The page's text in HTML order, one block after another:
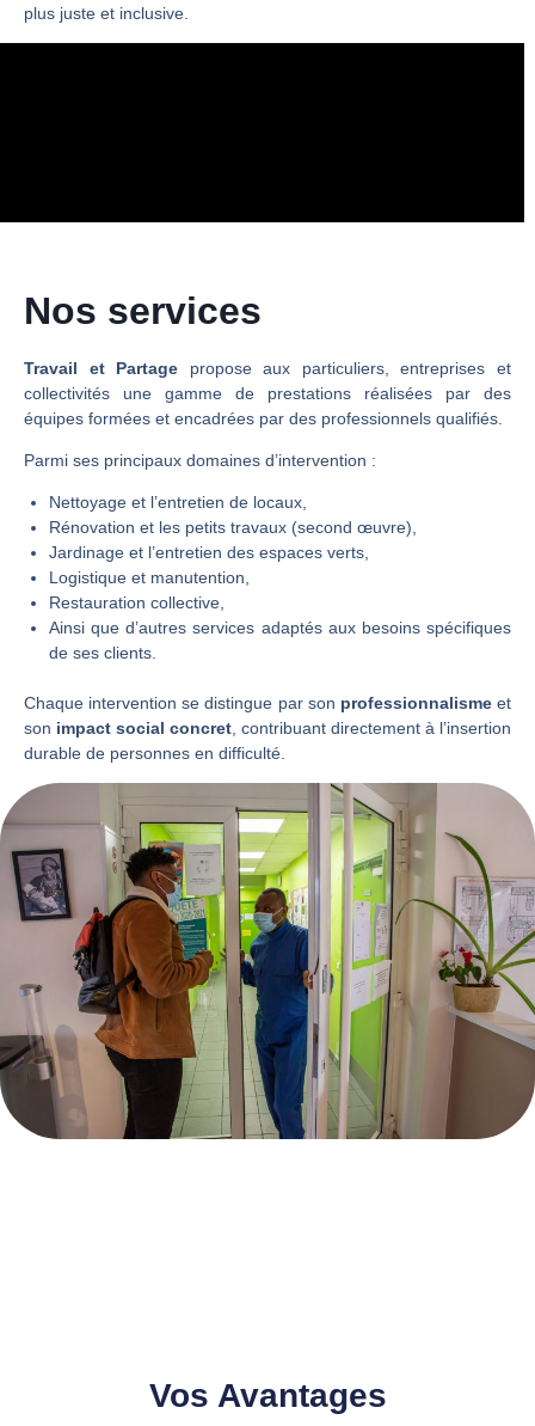
plus juste et inclusive.
Nos services
Travail et Partage propose aux particuliers, entreprises et
collectivités une gamme de prestations réalisées par des
équipes formées et encadrées par des professionnels qualifiés.
Parmi ses principaux domaines d’intervention :
Nettoyage et l’entretien de locaux,
Rénovation et les petits travaux (second œuvre),
Jardinage et l’entretien des espaces verts,
Logistique et manutention,
Restauration collective,
Ainsi que d’autres services adaptés aux besoins spécifiques
de ses clients.
Chaque intervention se distingue par son professionnalismeet
son impact social concret , contribuant directement à l’insertion
durable de personnes en difficulté.
Vos Avantages